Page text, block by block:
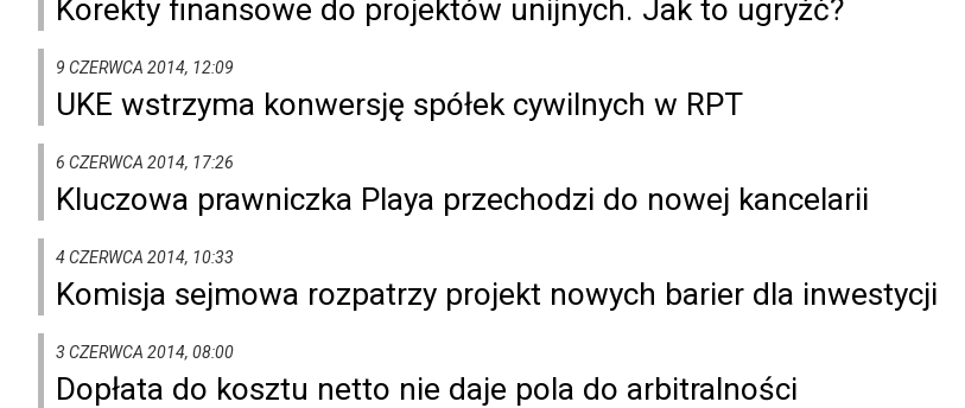
Korekty finansowe do projektów unijnych. Jak to ugryźć?
9 CZERWCA 2014, 12:09
UKE wstrzyma konwersję spółek cywilnych w RPT
6 CZERWCA 2014, 17:26
Kluczowa prawniczka Playa przechodzi do nowej kancelarii
4 CZERWCA 2014, 10:33
Komisja sejmowa rozpatrzy projekt nowych barier dla inwestycji
3 CZERWCA 2014, 08:00
Dopłata do kosztu netto nie daje pola do arbitralności